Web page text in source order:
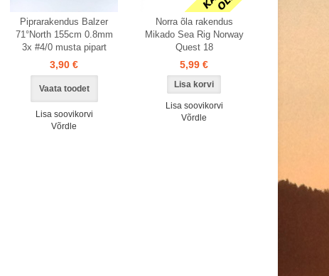
Piprarakendus Balzer
71°North 155cm 0.8mm
3x #4/0 musta pipart
3,90 €
Vaata toodet
Lisa soovikorvi
Võrdle
Norra õla rakendus
Mikado Sea Rig Norway
Quest 18
5,99 €
Lisa soovikorvi
Võrdle